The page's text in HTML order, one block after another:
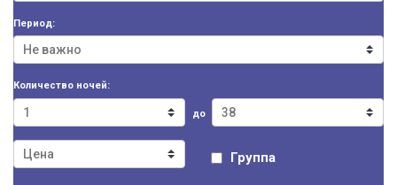
Период:
Количество ночей:
до
Группа